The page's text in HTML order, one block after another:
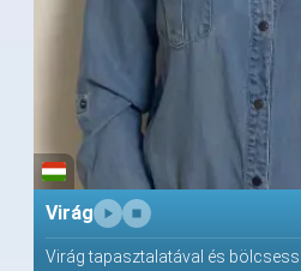
Virág
Virág tapasztalatával és